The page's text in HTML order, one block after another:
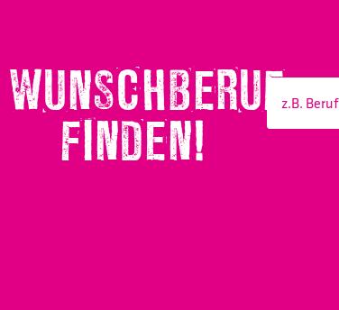
WUNSCHBERUF
FINDEN!